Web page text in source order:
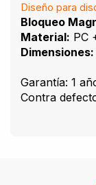
Diseño para
Bloqueo
Material: PC
Dimensiones:
Garantía: 1
Contra